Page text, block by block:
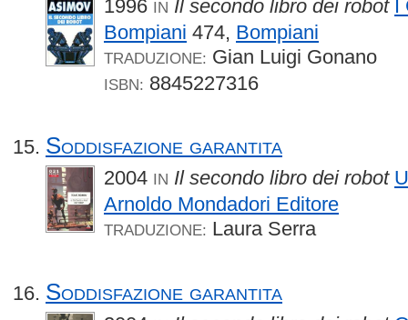
1996 IN Il secondo libro dei robot I
Bompiani 474, Bompiani
TRADUZIONE: Gian Luigi Gonano
ISBN: 8845227316
Soddisfazione garantita
2004 IN Il secondo libro dei robot
Arnoldo Mondadori Editore
TRADUZIONE: Laura Serra
Soddisfazione garantita